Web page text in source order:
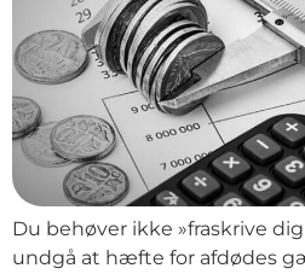
Du behøver ikke »fraskrive
undgå at hæfte for afdødes